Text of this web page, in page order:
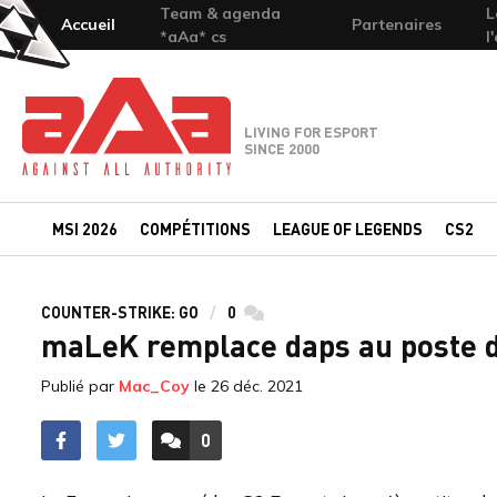
Accueil
Team & agenda
*aAa* cs
Partenaires
Team-aAa - against All authority
LIVING FOR ESPORT
SINCE 2000
MSI 2026 COMPÉTITIONS LEAGUE OF LEGENDS CS2
COUNTER-STRIKE: GO 0 commentaires
maLeK remplace daps au poste
Publié par Mac_Coy le 26 déc. 2021
ACCÉDER AUX
0
COMMENTAIRES